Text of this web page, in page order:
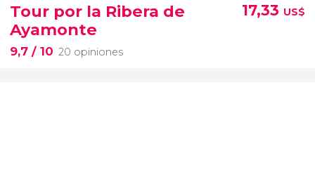
Tour por la Ribera de
Ayamonte
9,7 / 10 20 opiniones
17,33 US$